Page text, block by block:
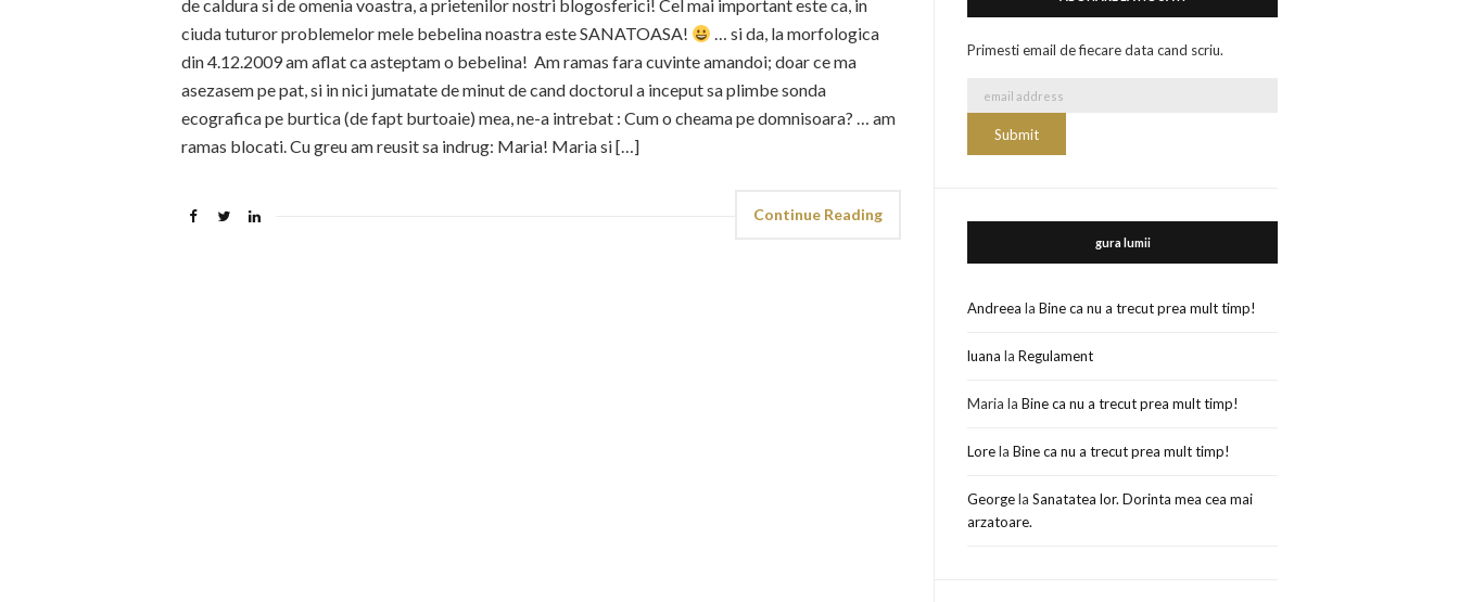
de caldura si de omenia voastra, a prietenilor nostri blogosferici! Cel mai important este ca, in
ciuda tuturor problemelor mele bebelina noastra este SANATOASA!
… si da, la morfologica
din 4.12.2009 am aflat ca asteptam o bebelina! Am ramas fara cuvinte amandoi; doar ce ma
asezasem pe pat, si in nici jumatate de minut de cand doctorul a inceput sa plimbe sonda
ecografica pe burtica (de fapt burtoaie) mea, ne-a intrebat : Cum o cheama pe domnisoara? … am
ramas blocati. Cu greu am reusit sa indrug: Maria! Maria si […]
Continue Reading
Primesti email de fiecare data cand scriu.
gura lumii
Andreea laBine ca nu a trecut prea mult timp!
luana laRegulament
Maria laBine ca nu a trecut prea mult timp!
LorelaBine ca nu a trecut prea mult timp!
GeorgelaSanatatea lor. Dorinta mea cea mai
arzatoare.